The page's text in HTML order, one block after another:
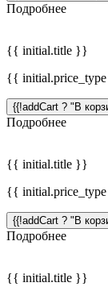
Подробнее
{{ initial.title }}
{{
Подробнее
{{ initial.title }}
{{
Подробнее
{{ initial.title }}